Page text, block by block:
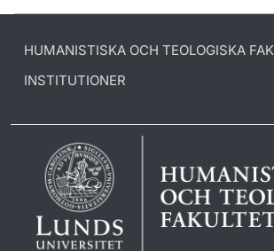
HUMANISTISKA OCH TEOLOGISKA
INSTITUTIONER